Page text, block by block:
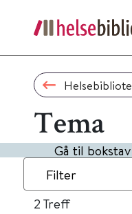
Tema
Gå til bokstav
Filter
2 Treff